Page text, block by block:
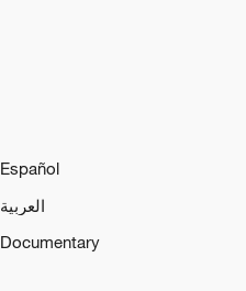
Español
العربية
Documentary